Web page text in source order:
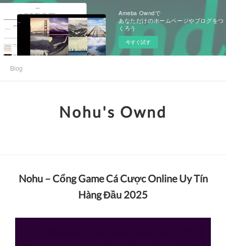
Ameba Owndで
あなただけのホームページやブログをつ
くろう
今すぐ試す
Blog
Nohu's Ownd
Nohu – Cổng Game Cá Cược Online Uy Tín
Hàng Đầu 2025